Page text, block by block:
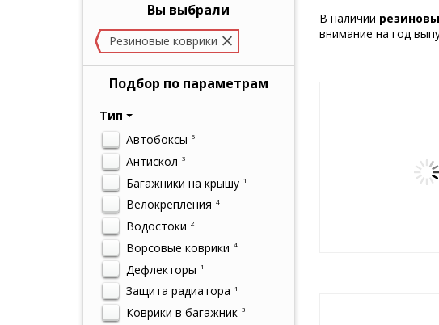
Вы выбрали
Резиновые коврики
Подбор по параметрам
Тип
Автобоксы 5
Антискол 3
Багажники на крышу 1
Велокрепления 4
Водостоки 2
Ворсовые коврики 4
Дефлекторы 1
Защита радиатора 1
Коврики в багажник 3
В наличии
внимание на год